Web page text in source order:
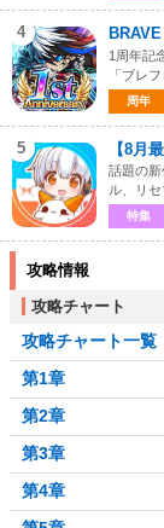
4
1周年記
「ブレ
周年
5 【8月
話題の
ル、リ
特集
攻略情報
攻略チャート
攻略チャート一覧
第1章
第2章
第3章
第4章